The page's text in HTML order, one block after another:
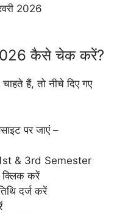
2026
कैसे चेक करें?
हैं, तो नीचे दिए गए
पर जाएं –
& 3rd Semester
करें
दर्ज करें